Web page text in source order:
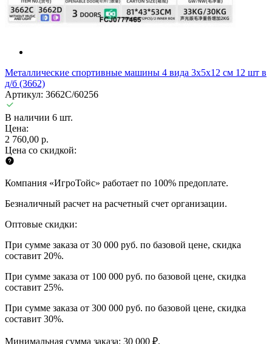
Металлические спортивные машины 4 вида 3х5х12 см 12 шт в
д/б (3662)
Артикул: 3662C/60256
В наличии 6 шт.
Цена:
2 760,00 р.
Цена со скидкой:
Компания «ИгроТойс» работает по 100% предоплате.
Безналичный расчет на расчетный счет организации.
Оптовые скидки:
При сумме заказа от 30 000 руб. по базовой цене, скидка
составит 20%.
При сумме заказа от 100 000 руб. по базовой цене, скидка
составит 25%.
При сумме заказа от 300 000 руб. по базовой цене, скидка
составит 30%.
Минимальная сумма заказа: 30 000 ₽.